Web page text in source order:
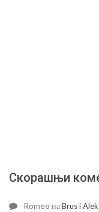
Скорашњи
Romeo наBrus i